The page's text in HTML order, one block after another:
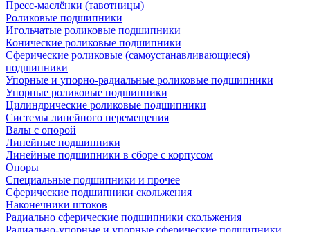
Пресс-маслёнки (тавотницы)
Роликовые подшипники
Игольчатые роликовые подшипники
Конические роликовые подшипники
Сферические роликовые (самоустанавливающиеся)
подшипники
Упорные и упорно-радиальные роликовые подшипники
Упорные роликовые подшипники
Цилиндрические роликовые подшипники
Системы линейного перемещения
Валы с опорой
Линейные подшипники
Линейные подшипники в сборе с корпусом
Опоры
Специальные подшипники и прочее
Сферические подшипники скольжения
Наконечники штоков
Радиально сферические подшипники скольжения
Радиально-упорные и упорные сферические подшипники